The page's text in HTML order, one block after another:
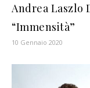
Andrea Laszlo
“Immensità”
10 Gennaio 2020